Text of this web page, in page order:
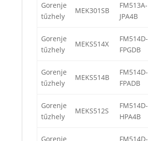
Gorenje
tűzhely
MEK301SB
FM513A-
JPA4B
Gorenje
tűzhely
MEKS514X
FM514D-
FPGDB
Gorenje
tűzhely
MEKS514B
FM514D-
FPADB
Gorenje
tűzhely
MEKS512S
FM514D-
HPA4B
Gorenje FM514D-